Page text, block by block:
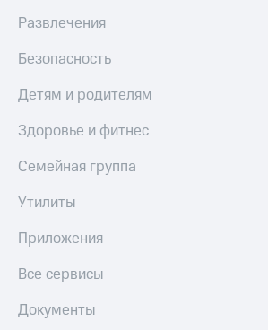
Развлечения
Безопасность
Детям и родителям
Здоровье и фитнес
Семейная группа
Утилиты
Приложения
Все сервисы
Документы